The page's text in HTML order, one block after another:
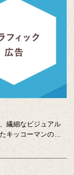
繊細なビジュアル
キッコーマンの企